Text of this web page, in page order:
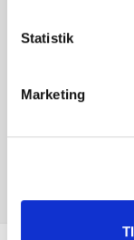
Statistik
Marketing